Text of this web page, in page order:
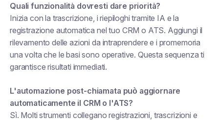
Quali funzionalità dovresti dare priorità?
Inizia con la trascrizione, i riepiloghi tramite IA e la
registrazione automatica nel tuo CRM o ATS. Aggiungi il
rilevamento delle azioni da intraprendere e i promemoria
una volta che le basi sono operative. Questa sequenza ti
garantisce risultati immediati.
L'automazione post-chiamata può aggiornare
automaticamente il CRM o l'ATS?
Sì. Molti strumenti collegano registrazioni, trascrizioni e